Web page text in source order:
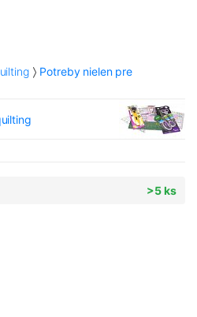
Potreby nielen pre
>5 ks